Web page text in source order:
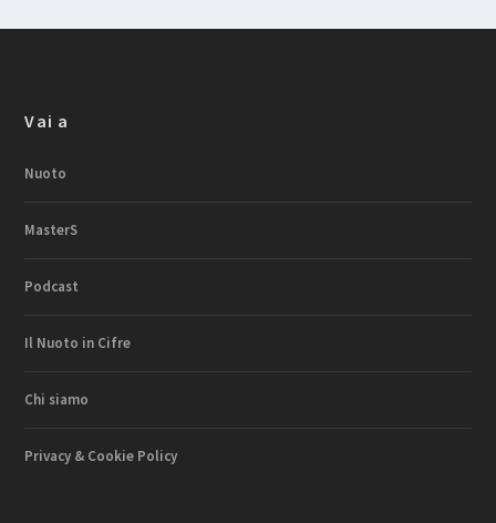
Vai a
Nuoto
MasterS
Podcast
Il Nuoto in Cifre
Chi siamo
Privacy & Cookie Policy